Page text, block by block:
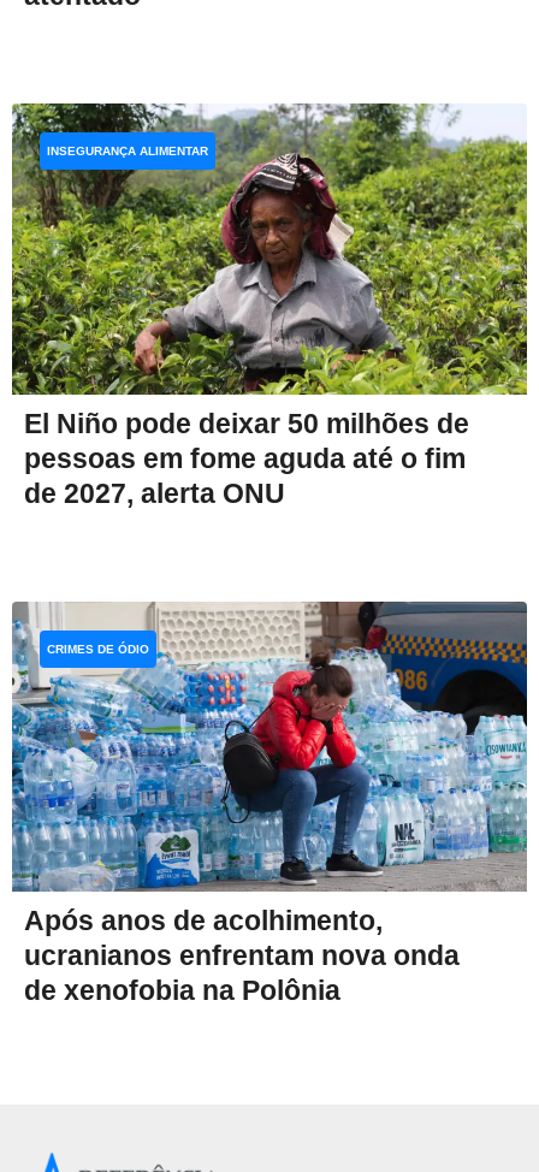
El Niño pode deixar 50 milhões de
pessoas em fome aguda até o fim
de 2027, alerta ONU
INSEGURANÇA ALIMENTAR
Após anos de acolhimento,
ucranianos enfrentam nova onda
de xenofobia na Polônia
CRIMES DE ÓDIO